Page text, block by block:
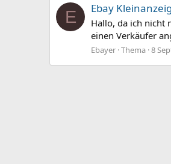
E Ebay
Hallo, da ich nicht
einen Verkäufer
Ebayer Thema 8